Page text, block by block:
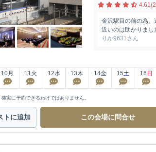
金沢駅目の前の為、
近いのは助かりまし
りか9631さん
10月 11火 12水 13木 14金 15土 16 日
実に予約できるわけではありません。
トに追加 この会場に問合せ